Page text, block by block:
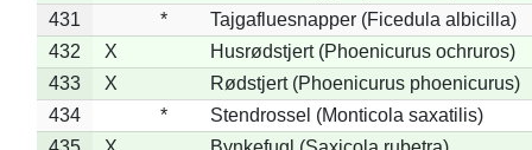
431
*
Tajgafluesnapper (Ficedula albicilla)
432
X
Husrødstjert (Phoenicurus ochruros)
433
X
Rødstjert (Phoenicurus phoenicurus)
434
*
Stendrossel (Monticola saxatilis)